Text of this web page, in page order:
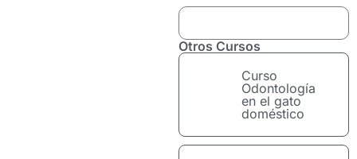
Otros Cursos
Curso
Odontología
en el gato
doméstico